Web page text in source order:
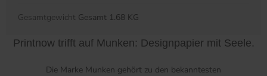
Gesamtgewicht Gesamt 1.68 KG
Printnow trifft auf Munken: Designpapier mit Seele.
Die Marke Munken gehört zu den bekanntesten